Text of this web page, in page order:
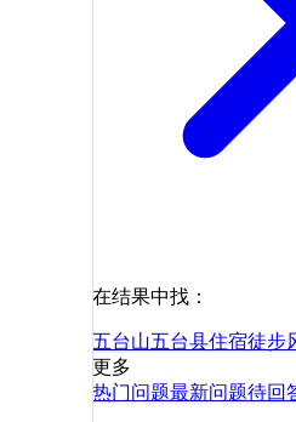
在结果中找：
五台山五台县住宿徒步
更多
热门问题最新问题待回